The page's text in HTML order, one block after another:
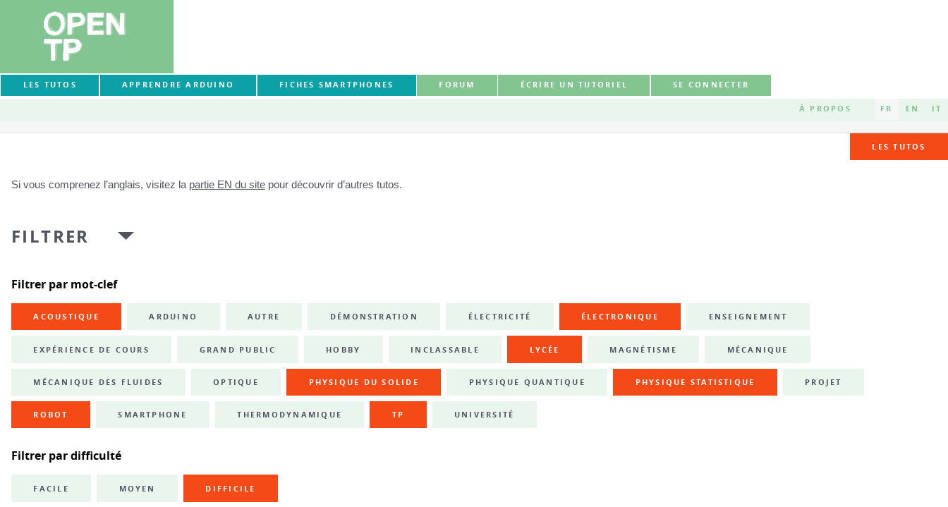
LES TUTOS APPRENDRE ARDUINO FICHES SMARTPHONES FORUM ÉCRIRE UN TUTORIEL SE CONNECTER
À PROPOS FR EN IT
LES TUTOS
Si vous comprenez l’anglais, visitez la partie EN du site pour découvrir d’autres tutos.
FILTRER
Filtrer par mot-clef
ACOUSTIQUE ARDUINO AUTRE DÉMONSTRATION ÉLECTRICITÉ ÉLECTRONIQUE ENSEIGNEMENT
EXPÉRIENCE DE COURS GRAND PUBLIC HOBBY INCLASSABLE LYCÉE MAGNÉTISME MÉCANIQUE
MÉCANIQUE DES FLUIDES OPTIQUE PHYSIQUE DU SOLIDE PHYSIQUE QUANTIQUE PHYSIQUE STATISTIQUE PROJET
ROBOT SMARTPHONE THERMODYNAMIQUE TP UNIVERSITÉ
Filtrer par difficulté
FACILE MOYEN DIFFICILE